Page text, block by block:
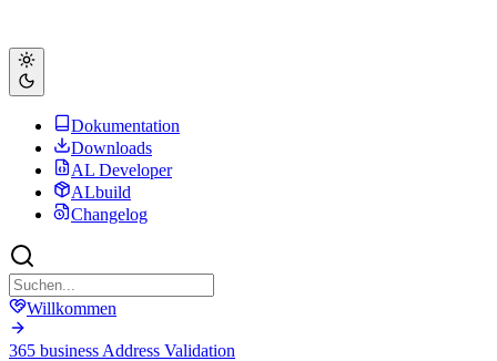
Dokumentation
Downloads
AL Developer
ALbuild
Changelog
Willkommen
365 business Address Validation